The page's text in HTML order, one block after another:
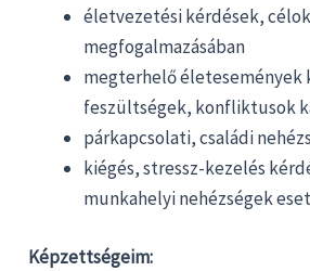
életvezetési kérdések, célok
megfogalmazásában
megterhelő életesemények
feszültségek, konfliktusok
párkapcsolati, családi
kiégés, stressz-kezelés
munkahelyi nehézségek
Képzettségeim: